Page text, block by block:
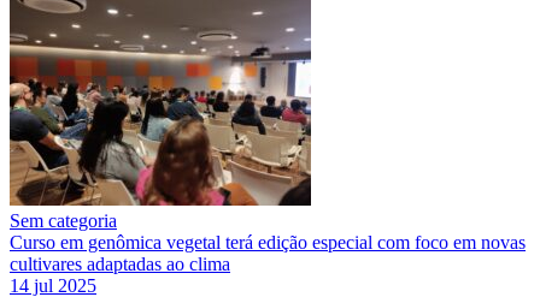
Sem categoria
Curso em genômica vegetal terá edição especial com foco em novas
cultivares adaptadas ao clima
14 jul 2025